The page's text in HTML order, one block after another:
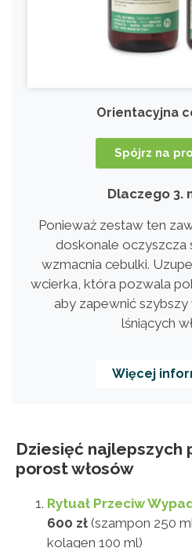
Orientacyjna
Spójrz na
Dlaczego 3.
Ponieważ zestaw ten
doskonale oczyszcza
wzmacnia cebulki.
wcierka, która pozwala
aby zapewnić
lśniących
Więcej
Dziesięć najlepszych
porost włosów
Rytuał Przeciw
600 zł (szampon 250
kolagen 100 ml)